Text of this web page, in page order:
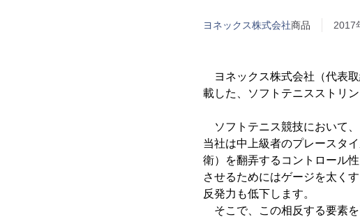
ヨネックス株式会社商品 2017
ヨネックス株式会社（代表
載した、ソフトテニスストリ
ソフトテニス競技において、
当社は中上級者のプレースタ
衛）を翻弄するコントロール
させるためにはゲージを太く
反発力も低下します。
そこで、この相反する要素